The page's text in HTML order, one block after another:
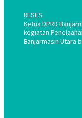
RESES:
Ketua DPRD
kegiatan
Banjarmasin Utara